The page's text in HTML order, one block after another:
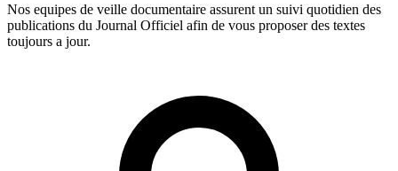
Nos equipes de veille documentaire assurent un suivi quotidien des
publications du Journal Officiel afin de vous proposer des textes
toujours a jour.